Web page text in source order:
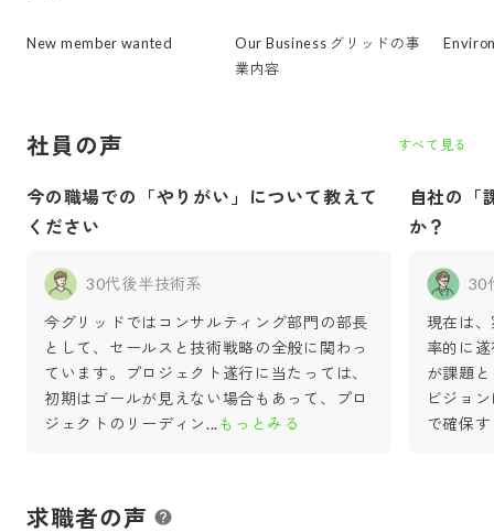
New member wanted
Our Business グリッドの事
業内容
社員の声 すべて見る
今の職場での「やりがい」について教えて
ください
30代後半技術系
今グリッドではコンサルティング部門の部長
として、セールスと技術戦略の全般に関わっ
ています。プロジェクト遂行に当たっては、
初期はゴールが見えない場合もあって、プロ
ジェクトのリーディン...もっとみる
自社の「
か？
30
現在は
率的に
が課題
ビジョ
で確保
求職者の声